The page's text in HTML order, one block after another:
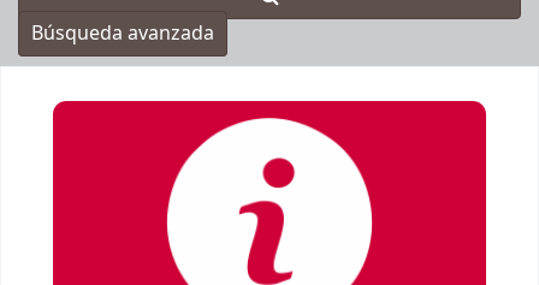
Búsqueda avanzada